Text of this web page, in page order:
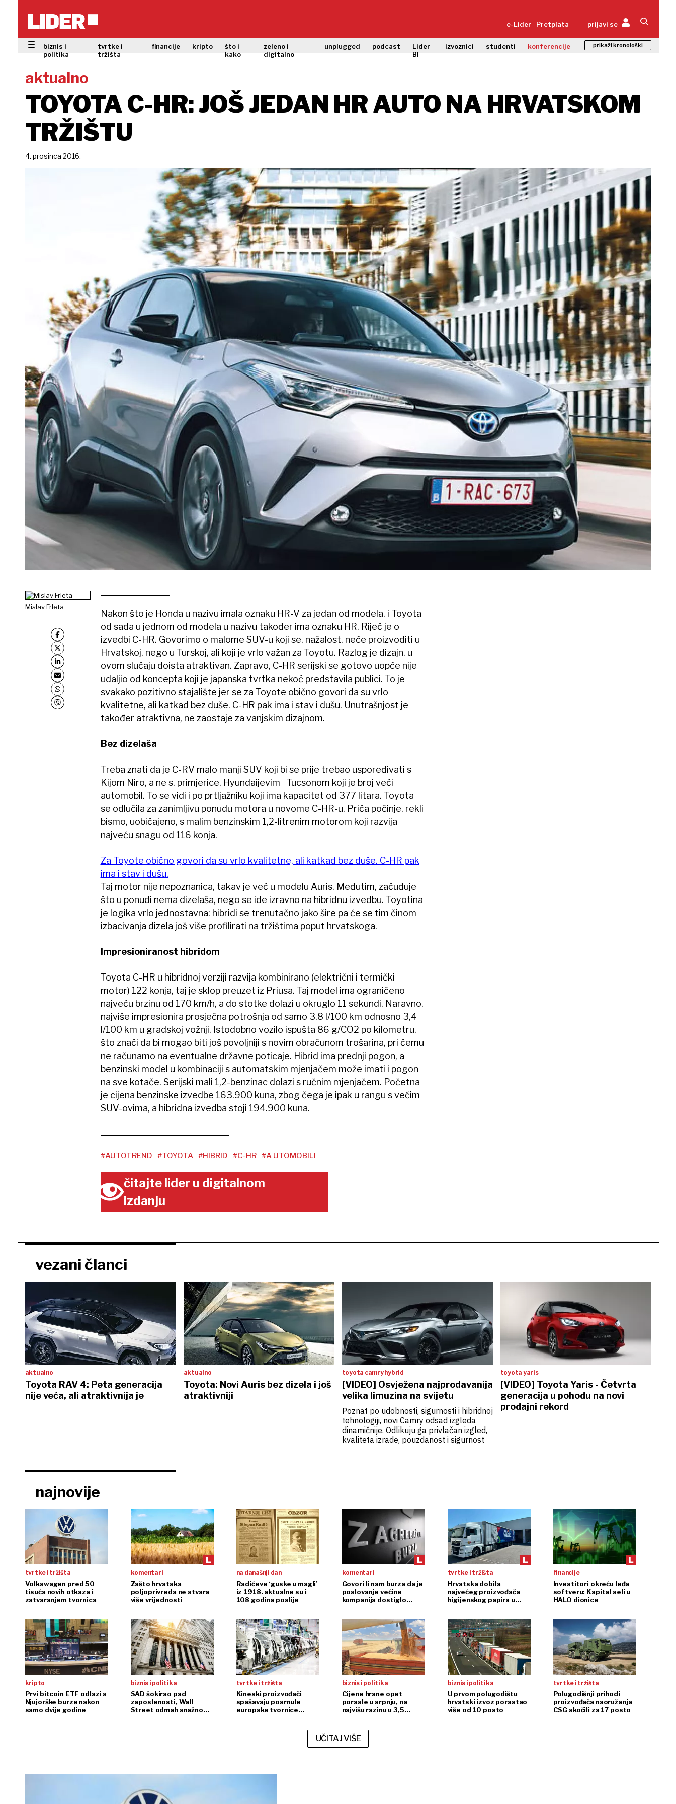
e-Lider Pretplata prijavi se
biznis i
politika
tvrtke i
tržišta
financije kripto
što i
kako
zeleno i
digitalno
unplugged podcast
Lider
BI
izvoznici studenti konferencije prikaži kronološki
aktualno
TOYOTA C-HR: JOŠ JEDAN HR AUTO NA HRVATSKOM
TRŽIŠTU
4. prosinca 2016.
Mislav Frleta
Nakon što je Honda u nazivu imala oznaku HR-V za jedan od modela, i Toyota
od sada u jednom od modela u nazivu također ima oznaku HR. Riječ je o
izvedbi C-HR. Govorimo o malome SUV-u koji se, nažalost, neće proizvoditi u
Hrvatskoj, nego u Turskoj, ali koji je vrlo važan za Toyotu. Razlog je dizajn, u
ovom slučaju doista atraktivan. Zapravo, C-HR serijski se gotovo uopće nije
udaljio od koncepta koji je japanska tvrtka nekoć predstavila publici. To je
svakako pozitivno stajalište jer se za Toyote obično govori da su vrlo
kvalitetne, ali katkad bez duše. C-HR pak ima i stav i dušu. Unutrašnjost je
također atraktivna, ne zaostaje za vanjskim dizajnom.
Bez dizelaša
Treba znati da je C-RV malo manji SUV koji bi se prije trebao uspoređivati s
Kijom Niro, a ne s, primjerice, Hyundaijevim Tucsonom koji je broj veći
automobil. To se vidi i po prtljažniku koji ima kapacitet od 377 litara. Toyota
se odlučila za zanimljivu ponudu motora u novome C-HR-u. Priča počinje, rekli
bismo, uobičajeno, s malim benzinskim 1,2-litrenim motorom koji razvija
najveću snagu od 116 konja.
Za Toyote obično govori da su vrlo kvalitetne, ali katkad bez duše. C-HR pak
ima i stav i dušu.
Taj motor nije nepoznanica, takav je već u modelu Auris. Međutim, začuđuje
što u ponudi nema dizelaša, nego se ide izravno na hibridnu izvedbu. Toyotina
je logika vrlo jednostavna: hibridi se trenutačno jako šire pa će se tim činom
izbacivanja dizela još više profilirati na tržištima poput hrvatskoga.
Impresioniranost hibridom
Toyota C-HR u hibridnoj verziji razvija kombinirano (električni i termički
motor) 122 konja, taj je sklop preuzet iz Priusa. Taj model ima ograničeno
najveću brzinu od 170 km/h, a do stotke dolazi u okruglo 11 sekundi. Naravno,
najviše impresionira prosječna potrošnja od samo 3,8 l/100 km odnosno 3,4
l/100 km u gradskoj vožnji. Istodobno vozilo ispušta 86 g/CO2 po kilometru,
što znači da bi mogao biti još povoljniji s novim obračunom trošarina, pri čemu
ne računamo na eventualne državne poticaje. Hibrid ima prednji pogon, a
benzinski model u kombinaciji s automatskim mjenjačem može imati i pogon
na sve kotače. Serijski mali 1,2-benzinac dolazi s ručnim mjenjačem. Početna
je cijena benzinske izvedbe 163.900 kuna, zbog čega je ipak u rangu s većim
SUV-ovima, a hibridna izvedba stoji 194.900 kuna.
#AUTOTREND #TOYOTA #HIBRID #C-HR #A UTOMOBILI
čitajte lider u digitalnom
izdanju
vezani članci
aktualno
Toyota RAV 4: Peta generacija
nije veća, ali atraktivnija je
aktualno
Toyota: Novi Auris bez dizela i još
atraktivniji
toyota camry hybrid
[VIDEO] Osvježena najprodavanija
velika limuzina na svijetu
Poznat po udobnosti, sigurnosti i hibridnoj
tehnologiji, novi Camry odsad izgleda
dinamičnije. Odlikuju ga privlačan izgled,
kvaliteta izrade, pouzdanost i sigurnost
toyota yaris
[VIDEO] Toyota Yaris - Četvrta
generacija u pohodu na novi
prodajni rekord
najnovije
tvrtke i tržišta
Volkswagen pred 50
tisuća novih otkaza i
zatvaranjem tvornica
komentari
Zašto hrvatska
poljoprivreda ne stvara
više vrijednosti
na današnji dan
Radićeve ‘guske u magli’
iz 1918. aktualne su i
108 godina poslije
komentari
Govori li nam burza da je
poslovanje većine
kompanija dostiglo
tvrtke i tržišta
Hrvatska dobila
najvećeg proizvođača
higijenskog papira u
financije
Investitori okreću leđa
softveru: Kapital seli u
HALO dionice
kripto
Prvi bitcoin ETF odlazi s
Njujorške burze nakon
samo dvije godine
biznis i politika
SAD šokirao pad
zaposlenosti, Wall
Street odmah snažno
tvrtke i tržišta
Kineski proizvođači
spašavaju posrnule
europske tvornice
biznis i politika
Cijene hrane opet
porasle u srpnju, na
najvišu razinu u 3,5
biznis i politika
U prvom polugodištu
hrvatski izvoz porastao
više od 10 posto
tvrtke i tržišta
Polugodišnji prihodi
proizvođača naoružanja
CSG skočili za 17 posto
UČITAJ VIŠE